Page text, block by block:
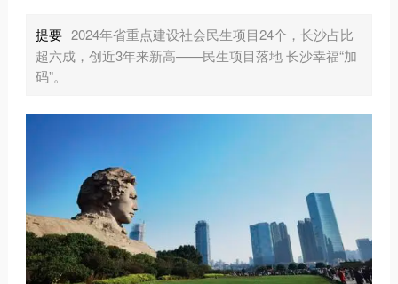
提要 2024年省重点建设社会民生项目24个，长沙占比
超六成，创近3年来新高——民生项目落地 长沙幸福“加
码”。